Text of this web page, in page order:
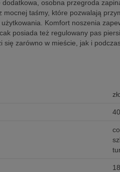
osobna przegroda
mocnej taśmy, które pozwalają
Komfort noszenia
posiada też regulowany pas
zarówno w mieście, jak i